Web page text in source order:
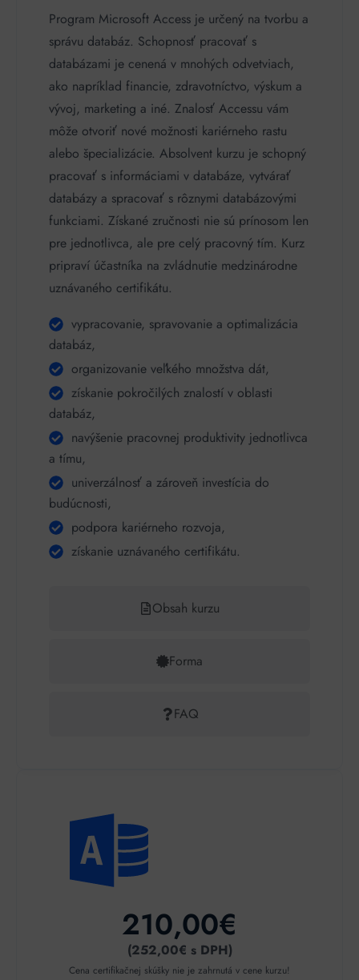
Obsah kurzu
Forma
FAQ
Program Microsoft Access je určený na tvorbu a
správu databáz. Schopnosť pracovať s
databázami je cenená v mnohých odvetviach,
ako napríklad financie, zdravotníctvo, výskum a
vývoj, marketing a iné. Znalosť Accessu vám
môže otvoriť nové možnosti kariérneho rastu
alebo špecializácie. Absolvent kurzu je schopný
pracovať s informáciami v databáze, vytvárať
databázy a spracovať s rôznymi databázovými
funkciami. Získané zručnosti nie sú prínosom len
pre jednotlivca, ale pre celý pracovný tím. Kurz
pripraví účastníka na zvládnutie medzinárodne
uznávaného certifikátu.
vypracovanie, spravovanie a optimalizácia
databáz,
organizovanie veľkého množstva dát,
získanie pokročilých znalostí v oblasti
databáz,
navýšenie pracovnej produktivity jednotlivca
a tímu,
univerzálnosť a zároveň investícia do
budúcnosti,
podpora kariérneho rozvoja,
získanie uznávaného certifikátu.
210,00€
(252,00€ s DPH)
Cena certifikačnej skúšky nie je zahrnutá v cene kurzu!